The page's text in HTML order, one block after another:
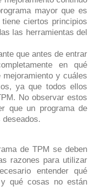
mayor que es
ciertos principios
las herramientas del
que antes de entrar
en qué
y cuáles
ya que todos ellos
No observar estos
que un programa de
de TPM se deben
razones para utilizar
entender qué
qué cosas no están